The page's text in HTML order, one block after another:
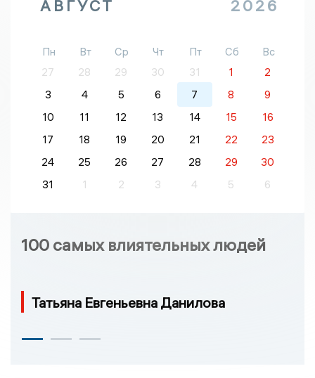
АВГУСТ 2026
Пн Вт Ср Чт Пт Сб
Вс
27
28 29 30 31 1
2
3
4 5 6 7 8
9
10
11 12 13 14 15
16
17
18 19 20 21 22
23
24
25 26 27 28 29
30
31
1 2 3 4 5 6
100 самых влиятельных людей
Татьяна Евгеньевна Данилова